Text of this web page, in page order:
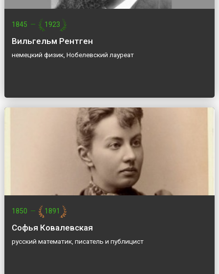
1845 — 1923
Вильгельм Рентген
немецкий физик, Нобелевский лауреат
1850 — 1891
Софья Ковалевская
русский математик, писатель и публицист